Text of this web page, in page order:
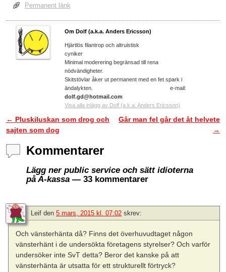
Permanent länk
Om Dolf (a.k.a. Anders Ericsson)
Hjärtlös filantrop och altruistisk
cyniker
Minimal moderering begränsad till rena
nödvändigheter.
Skitstövlar åker ut permanent med en fet spark i
ändalykten. e-mail:
dolf.gd@hotmail.com
Visa alla inlägg av Dolf (a.k.a. Anders Ericsson)
Inläggsnavigering
← Pluskiluskan som drog och
sajten som dog
Går man fel går det åt helvete
→
Kommentarer
Lägg ner public service och sätt idioterna
på A-kassa — 33 kommentarer
Leif den 5 mars, 2015 kl. 07:02 skrev:
Och vänsterhänta då? Finns det överhuvudtaget någon
vänsterhänt i de undersökta företagens styrelser? Och varför
undersöker inte SvT detta? Beror det kanske på att
vänsterhänta är utsatta för ett strukturellt förtryck?